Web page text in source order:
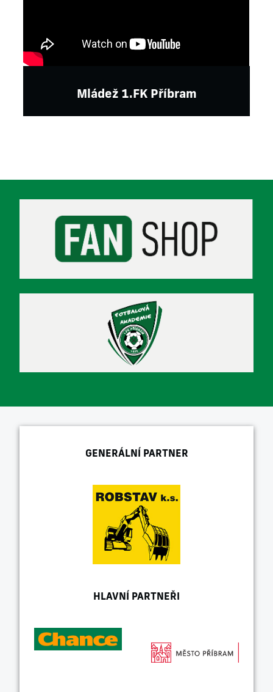
Mládež 1.FK Příbram
GENERÁLNÍ PARTNER
HLAVNÍ PARTNEŘI